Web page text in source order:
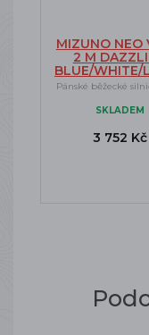
MIZUNO NEO
2 M
BLUE/WHITE/
Pánské běžecké
SKLADEM
3 752 Kč